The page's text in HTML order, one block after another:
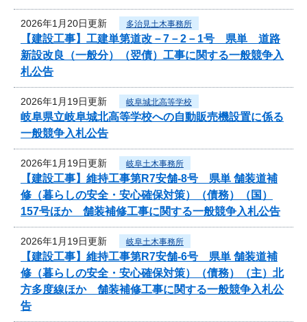
2026年1月20日更新 多治見土木事務所
【建設工事】工建単第道改－7－2－1号 県単 道路
新設改良（一般分）（翌債）工事に関する一般競争入
札公告
2026年1月19日更新 岐阜城北高等学校
岐阜県立岐阜城北高等学校への自動販売機設置に係る
一般競争入札公告
2026年1月19日更新 岐阜土木事務所
【建設工事】維持工事第R7安舗-8号 県単 舗装道補
修（暮らしの安全・安心確保対策）（債務）（国）
157号ほか 舗装補修工事に関する一般競争入札公告
2026年1月19日更新 岐阜土木事務所
【建設工事】維持工事第R7安舗-6号 県単 舗装道補
修（暮らしの安全・安心確保対策）（債務）（主）北
方多度線ほか 舗装補修工事に関する一般競争入札公
告